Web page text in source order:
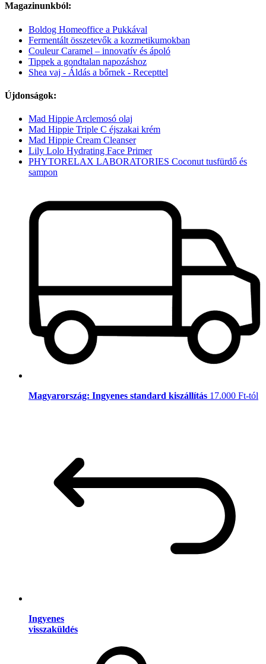
Magazinunkból:
Boldog Homeoffice a Pukkával
Fermentált összetevők a kozmetikumokban
Couleur Caramel – innovatív és ápoló
Tippek a gondtalan napozáshoz
Shea vaj - Áldás a bőrnek - Recepttel
Újdonságok:
Mad Hippie Arclemosó olaj
Mad Hippie Triple C éjszakai krém
Mad Hippie Cream Cleanser
Lily Lolo Hydrating Face Primer
PHYTORELAX LABORATORIES Coconut tusfürdő és
sampon
Magyarország: Ingyenes standard kiszállítás 17.000 Ft-tól
Ingyenes
visszaküldés